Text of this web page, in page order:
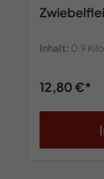
Inhalt: 0.9
12,80 €*